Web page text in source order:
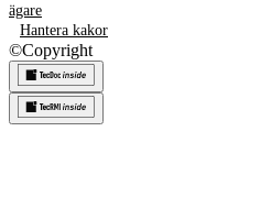
ägare
Hantera kakor
©Copyright